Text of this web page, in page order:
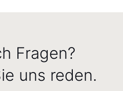
Fragen?
uns reden.